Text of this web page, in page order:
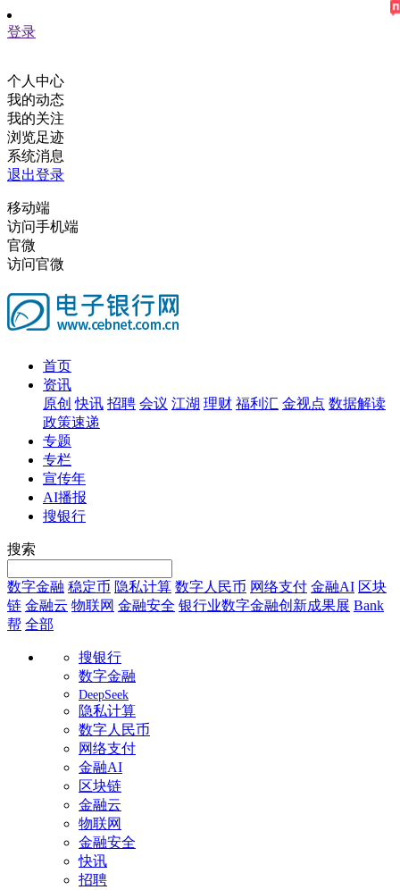
登录
个人中心
我的动态
我的关注
浏览足迹
系统消息
退出登录
移动端
访问手机端
官微
访问官微
首页
资讯
原创 快讯 招聘 会议 江湖 理财 福利汇 金视点 数据解读
政策速递
专题
专栏
宣传年
AI播报
搜银行
搜索
数字金融 稳定币 隐私计算 数字人民币 网络支付 金融AI 区块
链 金融云 物联网 金融安全 银行业数字金融创新成果展 Bank
帮 全部
搜银行
数字金融
DeepSeek
隐私计算
数字人民币
网络支付
金融AI
区块链
金融云
物联网
金融安全
快讯
招聘